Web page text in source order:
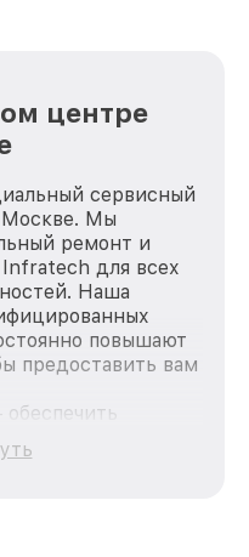
центре
сервисный
Москве. Мы
ремонт и
для всех
Наша
повышают
предоставить вам
ремонт для
Infratech,